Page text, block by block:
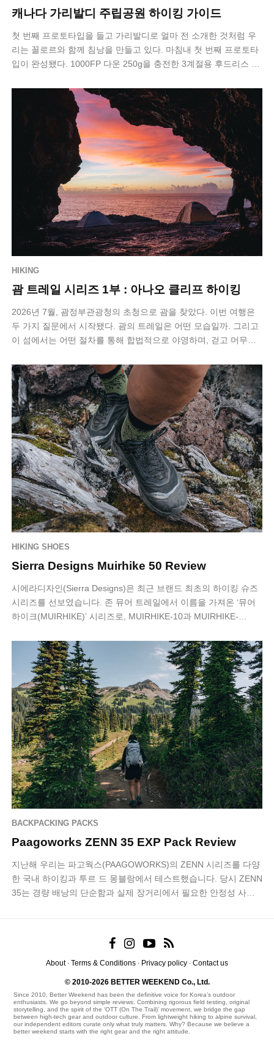
캐나다 가리발디 주립공원 하이킹 가이드
첫 번째 프로토타입을 들고 가리발디로 얼마 전 소개한 것처럼 우
리는 꼴로르와 함께 침낭을 만들고 있다. 마침내 첫 번째 프로토타
입이 완성됐다. 1000FP 다운 250g을 충전한 3계절용 후드리스 침
HIKING
괌 트레일 시리즈 1부 : 아나오 클리프 하이킹
2026년 7월, 괌정부관광청의 초청으로 괌을 찾았다. 이번 여행은
두 가지 질문에서 시작됐다. 괌의 트레일은 어떤 모습일까. 그리고
이 섬에서는 어떤 절차를 통해 합법적으로 야영하며, 걷고 머무는
HIKING SHOES
Sierra Designs Muirhike 50 Review
시에라디자인(Sierra Designs)은 최근 브랜드 최초의 하이킹 슈즈
시리즈를 선보였습니다. 존 뮤어 트레일에서 이름을 가져온 ‘뮤어
하이크(MUIRHIKE)’ 시리즈로, MUIRHIKE-10과 MUIRHIKE-…
BACKPACKING PACKS
Paagoworks ZENN 35 EXP Pack Review
지난해 우리는 파고웍스(PAAGOWORKS)의 ZENN 시리즈를 다양
한 국내 하이킹과 투르 드 몽블랑에서 테스트했습니다. 당시 ZENN
35는 경량 배낭의 단순함과 실제 장거리에서 필요한 안정성 사이
About· Terms & Conditions · Privacy policy · Contact us
© 2010-2026 BETTER WEEKEND Co., Ltd.
Since 2010, Better Weekend has been the definitive voice for Korea’s outdoor
enthusiasts. We go beyond simple reviews. Combining rigorous field testing, original
storytelling, and the spirit of the ‘OTT (On The Trail)’ movement, we bridge the gap
between high-tech gear and outdoor culture. From lightweight hiking to alpine survival,
our independent editors curate only what truly matters. Why? Because we believe a
better weekend starts with the right gear and the right attitude.